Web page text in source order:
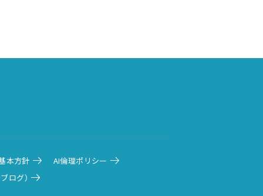
本方針
AI倫理ポリシー
ログ）